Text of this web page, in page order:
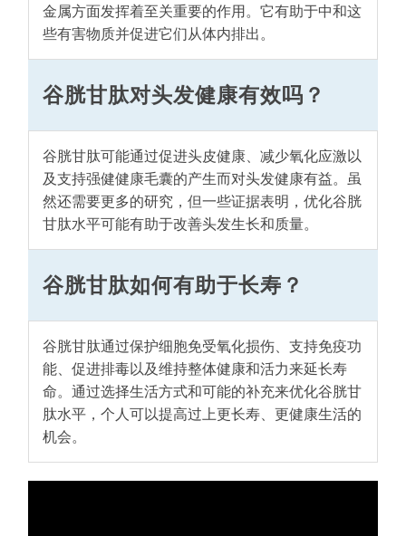
金属方面发挥着至关重要的作用。它有助于中和这
些有害物质并促进它们从体内排出。
谷胱甘肽对头发健康有效吗？
谷胱甘肽可能通过促进头皮健康、减少氧化应激以
及支持强健健康毛囊的产生而对头发健康有益。虽
然还需要更多的研究，但一些证据表明，优化谷胱
甘肽水平可能有助于改善头发生长和质量。
谷胱甘肽如何有助于长寿？
谷胱甘肽通过保护细胞免受氧化损伤、支持免疫功
能、促进排毒以及维持整体健康和活力来延长寿
命。通过选择生活方式和可能的补充来优化谷胱甘
肽水平，个人可以提高过上更长寿、更健康生活的
机会。